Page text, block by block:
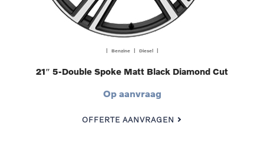
| Benzine | Diesel |
21″ 5-Double Spoke Matt Black Diamond Cut
Op aanvraag
OFFERTE AANVRAGEN